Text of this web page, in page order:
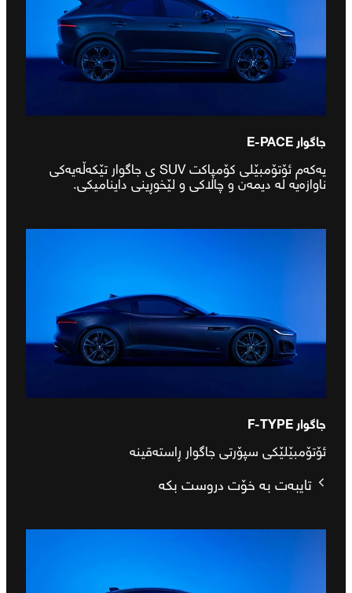
جاگوار E-PACE
یەکەم ئۆتۆمبێلی کۆمپاکت SUV ی جاگوار تێکەڵەیەکی
ناوازەیە لە دیمەن و چالاکی و لێخوڕینی داینامیکی.
جاگوار F‑TYPE
ئۆتۆمبێلێکی سپۆرتی جاگوار ڕاستەقینە
تایبەت بە خۆت دروست بکە